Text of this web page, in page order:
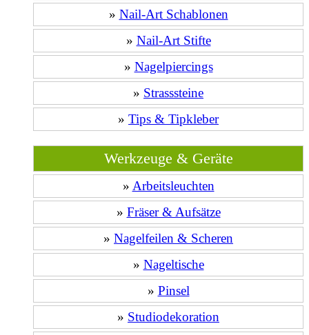
» Nail-Art Schablonen
» Nail-Art Stifte
» Nagelpiercings
» Strasssteine
» Tips & Tipkleber
Werkzeuge & Geräte
» Arbeitsleuchten
» Fräser & Aufsätze
» Nagelfeilen & Scheren
» Nageltische
» Pinsel
» Studiodekoration